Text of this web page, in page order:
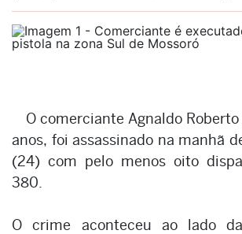
O comerciante Agnaldo
anos, foi assassinado na manhã
(24) com pelo menos oito
380.
O crime aconteceu ao lado